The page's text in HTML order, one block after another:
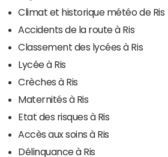
Climat et historique météo de Ris
Accidents de la route à Ris
Classement des lycées à Ris
Lycée à Ris
Crèches à Ris
Maternités à Ris
Etat des risques à Ris
Accès aux soins à Ris
Délinquance à Ris